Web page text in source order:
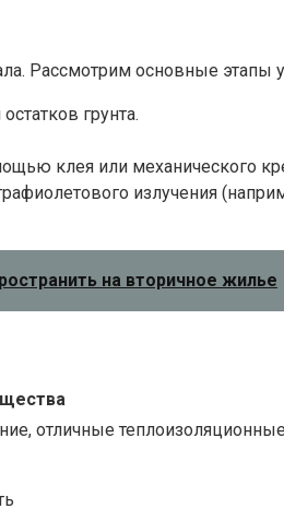
Рассмотрим основные этапы
грунта.
клея или механического
излучения
на вторичное жилье
отличные теплоизоляционные